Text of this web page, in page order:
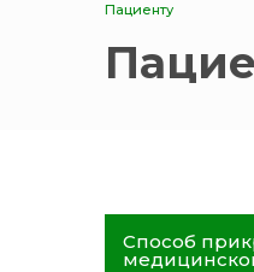
Пациенту
Способ